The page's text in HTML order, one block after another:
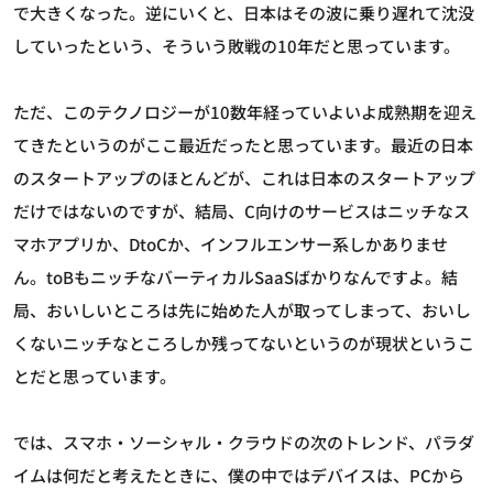
で大きくなった。逆にいくと、日本はその波に乗り遅れて沈没
していったという、そういう敗戦の10年だと思っています。
ただ、このテクノロジーが10数年経っていよいよ成熟期を迎え
てきたというのがここ最近だったと思っています。最近の日本
のスタートアップのほとんどが、これは日本のスタートアップ
だけではないのですが、結局、C向けのサービスはニッチなス
マホアプリか、DtoCか、インフルエンサー系しかありませ
ん。toBもニッチなバーティカルSaaSばかりなんですよ。結
局、おいしいところは先に始めた人が取ってしまって、おいし
くないニッチなところしか残ってないというのが現状というこ
とだと思っています。
では、スマホ・ソーシャル・クラウドの次のトレンド、パラダ
イムは何だと考えたときに、僕の中ではデバイスは、PCから